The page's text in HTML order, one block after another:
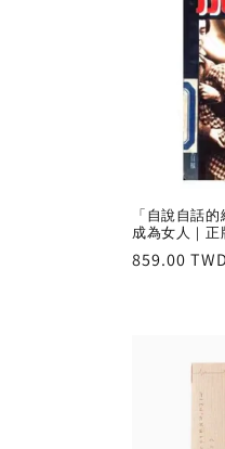
「自說自話
成為女人｜
Regular
859.00 TWD